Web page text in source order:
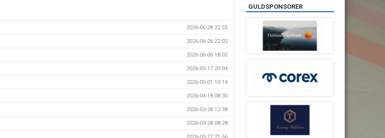
2026-06-28 22:55
2026-06-26 22:02
2026-06-06 18:02
2026-05-17 20:04
2026-05-01 10:14
2026-04-18 08:30
2026-03-28 12:38
2026-03-28 08:28
GULDSPONSORER